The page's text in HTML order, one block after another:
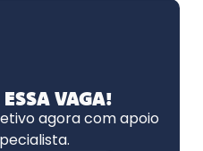
VAGA!
agora com apoio